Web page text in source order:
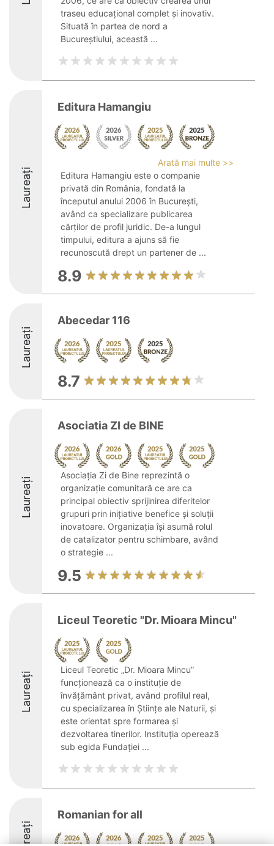
traseu educațional complet și inovativ.
Situată în partea de nord a
Bucureștiului, această ...
Laureați
Editura Hamangiu
Arată mai multe >>
Editura Hamangiu este o companie
privată din România, fondată la
începutul anului 2006 în București,
având ca specializare publicarea
cărților de profil juridic. De-a lungul
timpului, editura a ajuns să fie
recunoscută drept un partener de ...
8.9
Laureați
Abecedar 116
8.7
Laureați
Asociatia ZI de BINE
Asociația Zi de Bine reprezintă o
organizație comunitară ce are ca
principal obiectiv sprijinirea diferitelor
grupuri prin inițiative benefice și soluții
inovatoare. Organizația își asumă rolul
de catalizator pentru schimbare, având
o strategie ...
9.5
Laureați
Liceul Teoretic "Dr. Mioara Mincu"
Liceul Teoretic „Dr. Mioara Mincu”
funcționează ca o instituție de
învățământ privat, având profilul real,
cu specializarea în Științe ale Naturii, și
este orientat spre formarea și
dezvoltarea tinerilor. Instituția operează
sub egida Fundației ...
Romanian for all